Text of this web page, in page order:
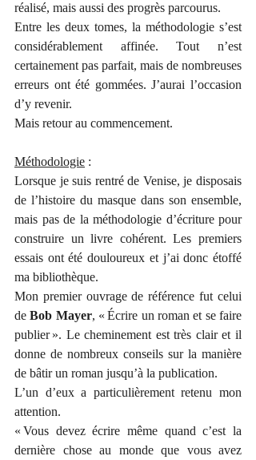
réalisé, mais aussi des progrès parcourus.
Entre les deux tomes, la méthodologie s’est
considérablement affinée. Tout n’est
certainement pas parfait, mais de nombreuses
erreurs ont été gommées. J’aurai l’occasion
d’y revenir.
Mais retour au commencement.
Méthodologie :
Lorsque je suis rentré de Venise, je disposais
de l’histoire du masque dans son ensemble,
mais pas de la méthodologie d’écriture pour
construire un livre cohérent. Les premiers
essais ont été douloureux et j’ai donc étoffé
ma bibliothèque.
Mon premier ouvrage de référence fut celui
de Bob Mayer, « Écrire un roman et se faire
publier ». Le cheminement est très clair et il
donne de nombreux conseils sur la manière
de bâtir un roman jusqu’à la publication.
L’un d’eux a particulièrement retenu mon
attention.
« Vous devez écrire même quand c’est la
dernière chose au monde que vous avez